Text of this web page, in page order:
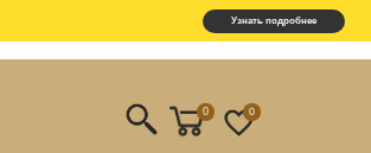
Узнать подробнее
0
0